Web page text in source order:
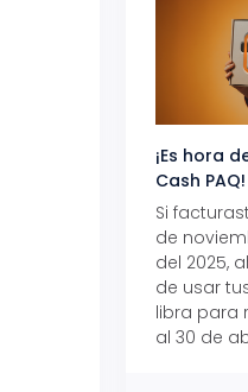
¡Es hora
Cash PAQ!
Si
de
del 2025,
de usar
libra para
al 30 de